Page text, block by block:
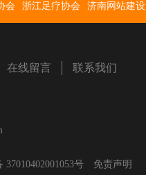
会 浙江足疗协会 济南网站建设
在线留言 联系我们
37010402001053号 免责声明